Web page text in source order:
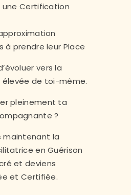
une Certification
à prendre leur Place
vers la
élevée de toi-même.
pleinement ta
?
maintenant la
en Guérison
et deviens
et Certifiée.